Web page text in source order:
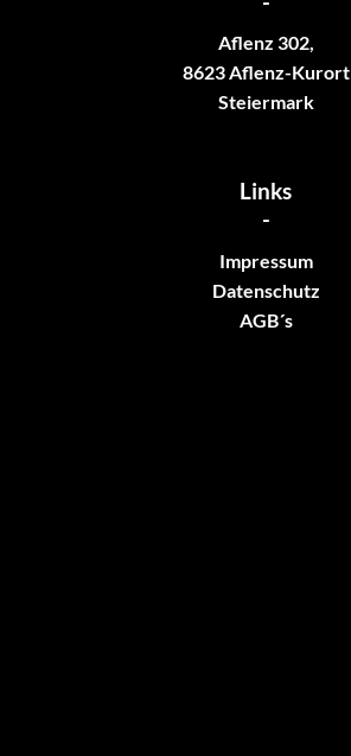
Aflenz 302,
8623 Aflenz-Kurort
Steiermark
Links
-
Impressum
Datenschutz
AGB´s